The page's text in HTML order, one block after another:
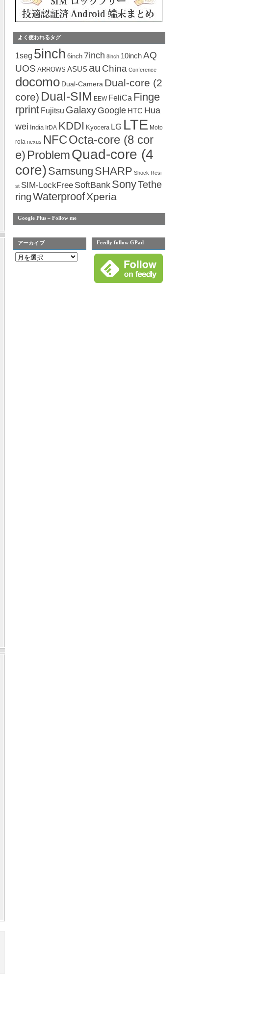
よく使われるタグ
1seg 5inch 6inch 7inch 8inch 10inchAQ
UOS ARROWS ASUS au China Conference
docomo Dual-Camera Dual-core (2
core) Dual-SIM EEW FeliCa Finge
rprint Fujitsu Galaxy Google HTC Hua
wei India IrDA KDDI Kyocera LG LTE Moto
rola nexus NFCOcta-core (8 cor
e) ProblemQuad-core (4
core) Samsung SHARP Shock Resi
st SIM-LockFree SoftBank SonyTethe
ringWaterproofXperia
Google Plus – Follow me
アーカイブ Feedly follow GPad